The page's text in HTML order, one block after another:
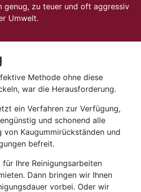
genug, zu teuer und oft aggressiv
Umwelt.
Methode ohne diese
war die Herausforderung.
ein Verfahren zur Verfügung,
und schonend alle
von Kaugummirückständen und
befreit.
für Ihre Reinigungsarbeiten
Dann bringen wir Ihnen
vorbei. Oder wir